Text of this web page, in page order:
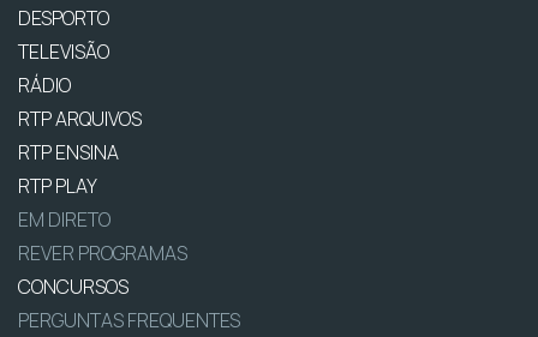
DESPORTO
TELEVISÃO
RÁDIO
RTP ARQUIVOS
RTP ENSINA
RTP PLAY
EM DIRETO
REVER PROGRAMAS
CONCURSOS
PERGUNTAS FREQUENTES